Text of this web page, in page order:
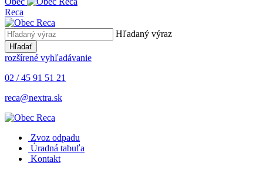
Reca
Hľadaný výraz
Hľadať
rozšírené vyhľadávanie
02 / 45 91 51 21
reca@nextra.sk
Zvoz odpadu
Úradná tabuľa
Kontakt